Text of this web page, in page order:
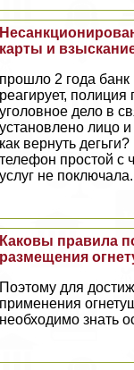
карты и
прошло 2 года банк
реагирует, полиция
уголовное дело в
установлено лицо
как вернуть
телефон простой с
услуг не
Каковы правила
размещения
Поэтому для
применения
необходимо знать